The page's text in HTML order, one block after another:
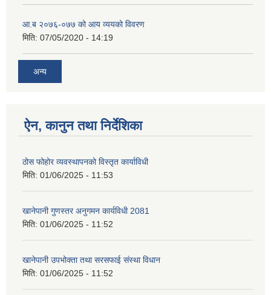
आ.ब २०७६-०७७ को आय व्ययको विवरण
मिति: 07/05/2020 - 14:19
अन्य
ऐन, कानुन तथा निर्देशिका
ठोस फोहोर व्यवस्थापनको विस्तृत कार्याविधी
मिति: 01/06/2025 - 11:53
खानेपानी गुणस्तर अनुगमन कार्यविधी 2081
मिति: 01/06/2025 - 11:52
खानेपानी उपभोक्ता तथा सरसफाई संस्था विधान
मिति: 01/06/2025 - 11:52